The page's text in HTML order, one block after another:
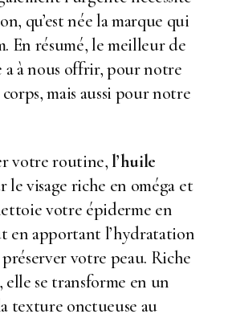
qu’est née la marque qui
En résumé, le meilleur de
a à nous offrir, pour notre
mais aussi pour notre
votre routine, l’huile
le visage riche en oméga et
votre épiderme en
en apportant l’hydratation
votre peau. Riche
se transforme en un
texture onctueuse au